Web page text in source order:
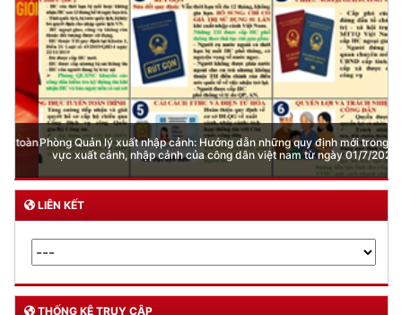
Phòng Quản lý xuất nhập cảnh: Hướng dẫn những quy định mới trong lĩnh
vực xuất cảnh, nhập cảnh của công dân việt nam từ ngày 01/7/2026
LIÊN KẾT
THỐNG KÊ TRUY CẬP